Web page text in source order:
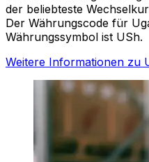
der beliebteste
Der Währungscode für
Währungssymbol ist USh.
Weitere Informationen zu